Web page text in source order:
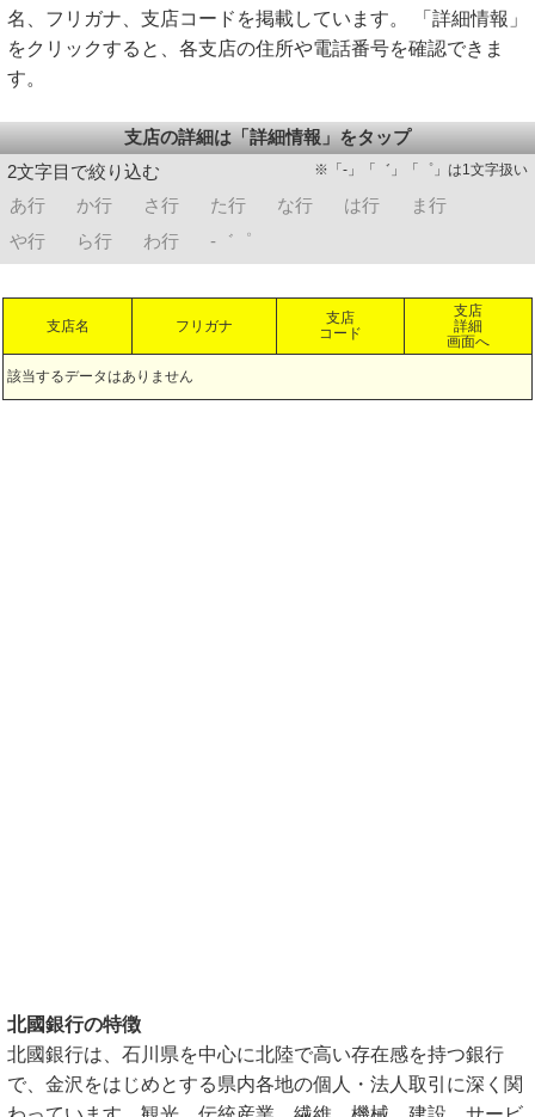
名、フリガナ、支店コードを掲載しています。 「詳細情報」
をクリックすると、各支店の住所や電話番号を確認できま
す。
支店の詳細は「詳細情報」をタップ
2文字目で絞り込む
※「-」「゛」「゜」は1文字扱い
あ行 か行 さ行 た行 な行 は行
ま行
や行
ら行 わ行 -゛゜
支店名 フリガナ
支店
コード
支店
詳細
画面へ
該当するデータはありません
北國銀行の特徴
北國銀行は、石川県を中心に北陸で高い存在感を持つ銀行
で、金沢をはじめとする県内各地の個人・法人取引に深く関